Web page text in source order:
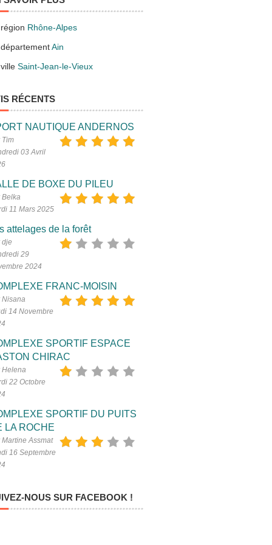
Rhône-Alpes
Ain
Saint-Jean-le-Vieux
RÉCENTS
NAUTIQUE ANDERNOS
Tim
03 Avril
DE BOXE DU PILEU
Belka
11 Mars 2025
attelages de la forêt
dje
29
2024
FRANC-MOISIN
Nisana
14 Novembre
SPORTIF ESPACE
CHIRAC
Helena
22 Octobre
SPORTIF DU PUITS
LA ROCHE
Martine Assmat
16 Septembre
NOUS SUR FACEBOOK !